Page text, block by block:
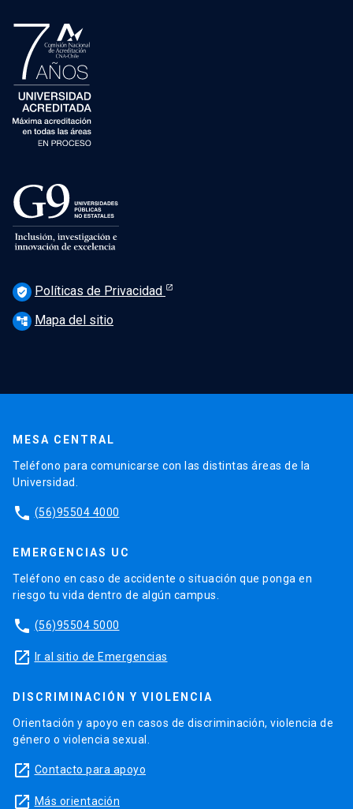
verified_user Políticas de Privacidad
account_tree Mapa del sitio
MESA CENTRAL
Teléfono para comunicarse con las distintas áreas de la
Universidad.
phone (56)95504 4000
EMERGENCIAS UC
Teléfono en caso de accidente o situación que ponga en
riesgo tu vida dentro de algún campus.
phone (56)95504 5000
launch Ir al sitio de Emergencias
DISCRIMINACIÓN Y VIOLENCIA
Orientación y apoyo en casos de discriminación, violencia de
género o violencia sexual.
launch Contacto para apoyo
launch Más orientación